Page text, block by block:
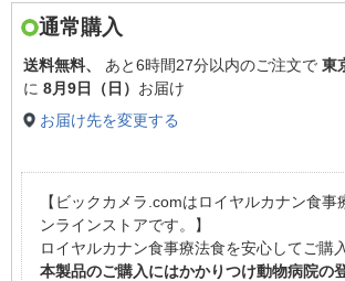
通常購入
送料無料、 あと6時間27分以内のご注文で 東
に 8月9日（日） お届け
お届け先を変更する
【ビックカメラ.comはロイヤルカナン食事
ンラインストアです。】
ロイヤルカナン食事療法食を安心してご購
本製品のご購入にはかかりつけ動物病院の